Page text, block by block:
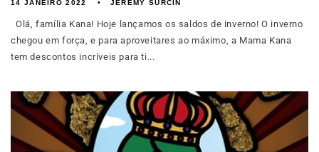
14 JANEIRO 2022 JEREMY SURCIN
Olá, família Kana! Hoje lançamos os saldos de inverno! O inverno
chegou em força, e para aproveitares ao máximo, a Mama Kana
tem descontos incríveis para ti...